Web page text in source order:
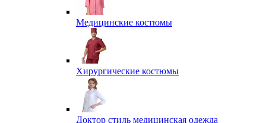
Медицинские костюмы
Хирургические костюмы
Доктор стиль медицинская одежда